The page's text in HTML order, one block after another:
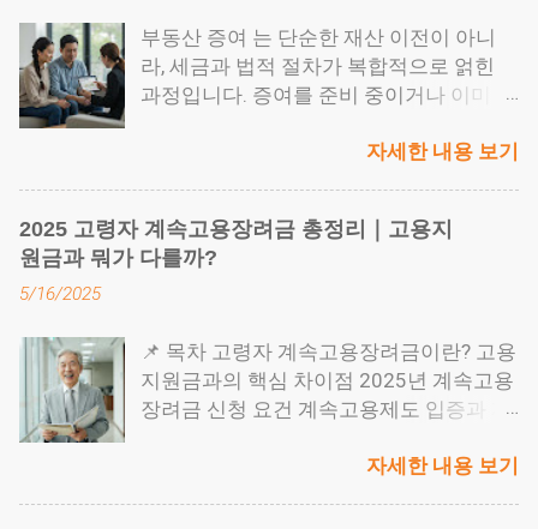
부동산 증여 는 단순한 재산 이전이 아니
라, 세금과 법적 절차가 복합적으로 얽힌
과정입니다. 증여를 준비 중이거나 이미 받
이고 명의 이전 등기까지 놓치지 말아야 할
수단이지만, 실수 하나로 과세당국의 추징
대상이 될 수 있습니다. 특히 자녀에게 아
이해하고 있어야 합니다. 목차 부동산 증여
절차는 이렇게 진행됩니다 증여세와 취득
세, 절대 헷갈리면 안 됩니다 명의 이전 절
료와 전문가 비용은 얼마일까 증여 전에 반
자세한 내용 보기
2025 고령자 계속고용장려금 총정리｜고용지
원금과 뭐가 다를까?
5/16/2025
📌 목차 고령자 계속고용장려금이란? 고용
지원금과의 핵심 차이점 2025년 계속고용
장려금 신청 요건 계속고용제도 입증과 재
가는 길 고령자 계속고용장려금이란? ' 고
자세한 내용 보기